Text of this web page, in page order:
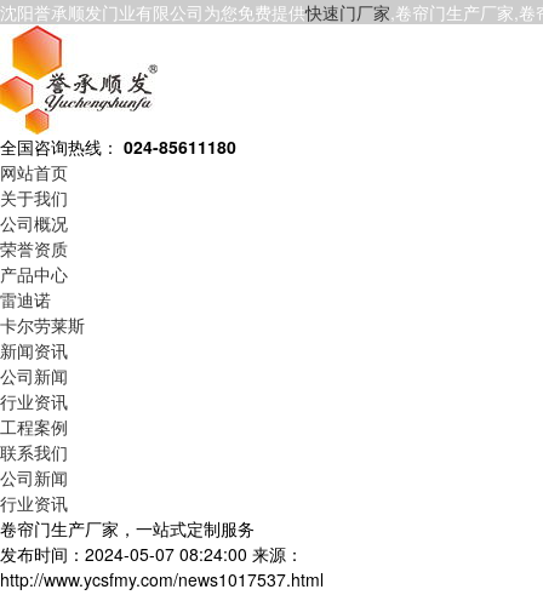
沈阳誉承顺发门业有限公司为您免费提供快速门厂家,卷帘门生产厂家,
全国咨询热线： 024-85611180
网站首页
关于我们
公司概况
荣誉资质
产品中心
雷迪诺
卡尔劳莱斯
新闻资讯
公司新闻
行业资讯
工程案例
联系我们
公司新闻
行业资讯
卷帘门生产厂家，一站式定制服务
发布时间：2024-05-07 08:24:00 来源：
http://www.ycsfmy.com/news1017537.html